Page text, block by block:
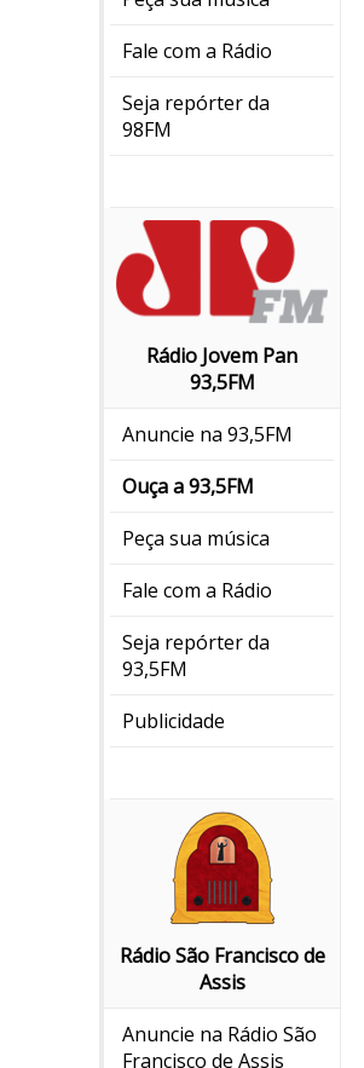
Fale com a Rádio
Seja repórter da
98FM
Rádio Jovem Pan
93,5FM
Anuncie na 93,5FM
Ouça a 93,5FM
Peça sua música
Fale com a Rádio
Seja repórter da
93,5FM
Publicidade
Rádio São Francisco de
Assis
Anuncie na Rádio São
Francisco de Assis